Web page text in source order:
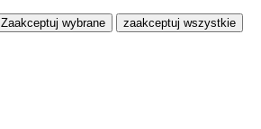
Zaakceptuj wybrane zaakceptuj wszystkie